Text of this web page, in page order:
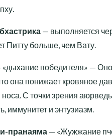
— выполняется
Питту больше, чем Вату.
победителя» — Оно
она понижает кровяное
носа. С точки зрения
иммунитет и энтузиазм.
пранаяма — «Жужжание